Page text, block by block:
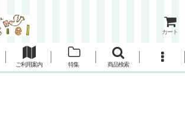
カート
ご利用案内 特集 商品検索